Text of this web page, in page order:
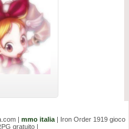
| mmo italia| Iron Order 1919 gioco
gratuito |